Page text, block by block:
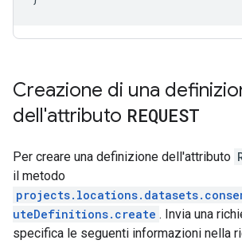
Creazione di una
dell'attributo REQUEST
Per creare una definizione dell'attributo
il metodo
uteDefinitions.create . Invia una
specifica le seguenti informazioni nella